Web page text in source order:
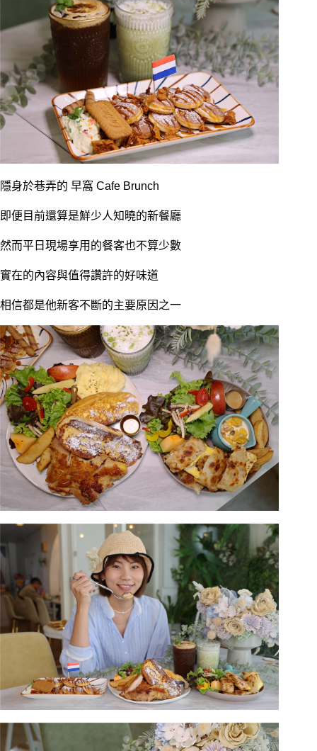
隱身於巷弄的 早窩 Cafe Brunch
即便目前還算是鮮少人知曉的新餐廳
然而平日現場享用的餐客也不算少數
實在的內容與值得讚許的好味道
相信都是他新客不斷的主要原因之一